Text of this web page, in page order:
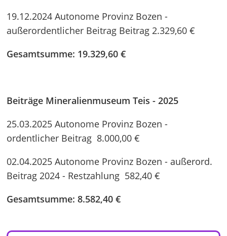
19.12.2024 Autonome Provinz Bozen -
außerordentlicher Beitrag Beitrag 2.329,60 €
Gesamtsumme: 19.329,60 €
Beiträge Mineralienmuseum Teis - 2025
25.03.2025 Autonome Provinz Bozen -
ordentlicher Beitrag 8.000,00 €
02.04.2025 Autonome Provinz Bozen - außerord.
Beitrag 2024 - Restzahlung 582,40 €
Gesamtsumme: 8.582,40 €